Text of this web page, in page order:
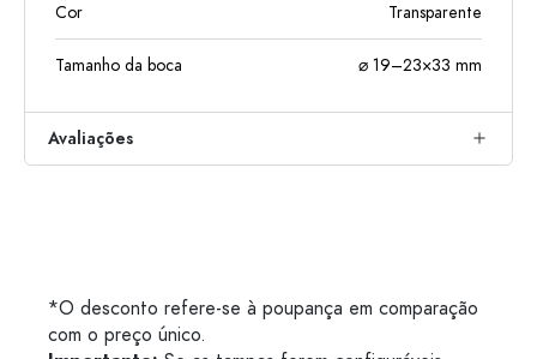
Cor Transparente
Tamanho da boca ⌀ 19–23×33 mm
Avaliações
*O desconto refere-se à poupança em comparação
com o preço único.